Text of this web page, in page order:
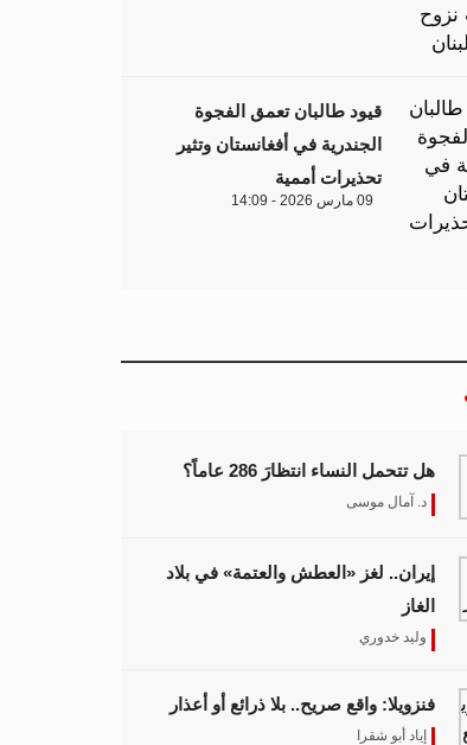
قيود طالبان تعمق الفجوة
الجندرية في أفغانستان وتثير
تحذيرات أممية
09 مارس 2026 - 14:09
هل تتحمل النساء انتظارَ 286 عاماً؟
د. آمال موسى
إيران.. لغز «العطش والعتمة» في بلاد
الغاز
وليد خدوري
فنزويلا: واقع صريح.. بلا ذرائع أو أعذار
إياد أبو شقرا